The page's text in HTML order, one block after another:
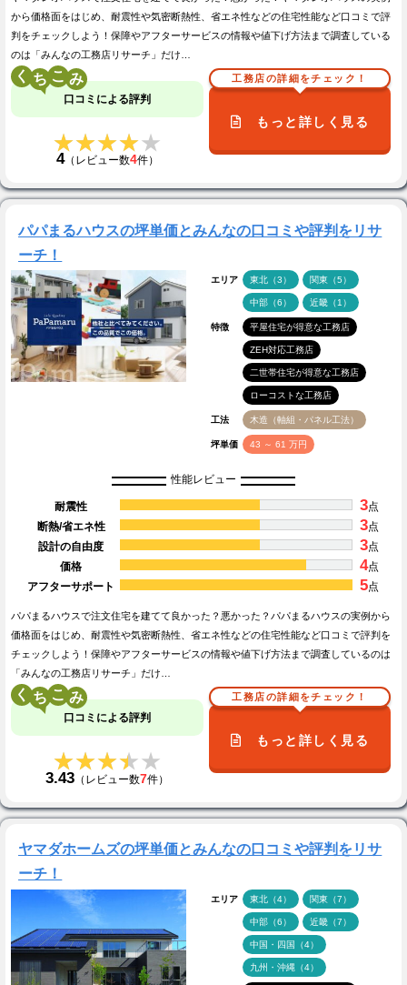
から価格面をはじめ、耐震性や気密断熱性、省エネ性などの住宅性能など口コミで評
判をチェックしよう！保障やアフターサービスの情報や値下げ方法まで調査している
のは「みんなの工務店リサーチ」だけ…
く こ
口コミによる評判
★★★★★
★★★★★
4（レビュー数4件）
工務店の詳細をチェック！
もっと詳しく見る
パパまるハウスの坪単価とみんなの口コミや評判をリサ
ーチ！
エリア 東北（3） 関東（5）
中部（6） 近畿（1）
特徴 平屋住宅が得意な工務店
ZEH対応工務店
二世帯住宅が得意な工務店
ローコストな工務店
工法 木造（軸組・パネル工法）
坪単価 43 ～ 61 万円
性能レビュー
耐震性 3点
断熱/省エネ性
3点
設計の自由度
3点
価格
4点
アフターサポート
5点
パパまるハウスで注文住宅を建てて良かった？悪かった？パパまるハウスの実例から
価格面をはじめ、耐震性や気密断熱性、省エネ性などの住宅性能など口コミで評判を
チェックしよう！保障やアフターサービスの情報や値下げ方法まで調査しているのは
「みんなの工務店リサーチ」だけ…
く こ
口コミによる評判
★★★★★
★★★★★
3.43 （レビュー数7件）
工務店の詳細をチェック！
もっと詳しく見る
ヤマダホームズの坪単価とみんなの口コミや評判をリサ
ーチ！
エリア 東北（4） 関東（7）
中部（6） 近畿（7）
中国・四国（4）
九州・沖縄（4）